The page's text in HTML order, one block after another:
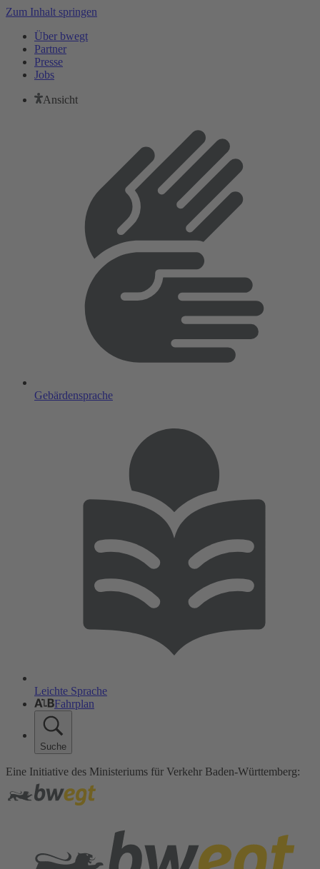
Zum Inhalt springen
Über bwegt
Partner
Presse
Jobs
Ansicht
Gebärdensprache
Leichte Sprache
Fahrplan
Suche
Eine Initiative des Ministeriums für Verkehr Baden-Württemberg: